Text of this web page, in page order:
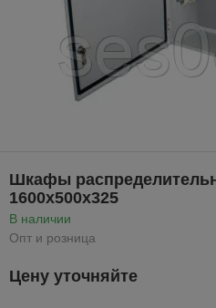
Шкафы
1600х500х325
В наличии
Опт и розница
Цену уточняйте